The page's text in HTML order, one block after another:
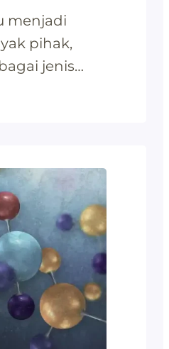
menjadi
pihak,
jenis
dan
diketahui
terbuat dari
beserta
bahan-
yang
biji
dapat
menjadi